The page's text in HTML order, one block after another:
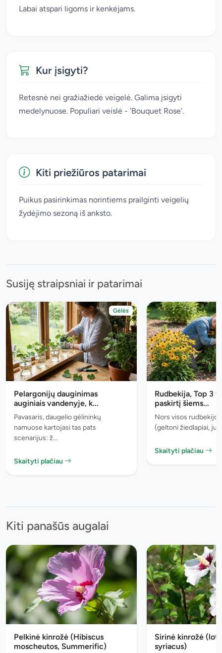
Labai atspari ligoms ir kenkėjams.
Kur įsigyti?
Retesnė nei gražiažiedė veigelė. Galima įsigyti
medelynuose. Populiari veislė - 'Bouquet Rose'.
Kiti priežiūros patarimai
Puikus pasirinkimas norintiems prailginti veigelių
žydėjimo sezoną iš anksto.
Susiję straipsniai ir patarimai
Gėlės
Pelargonijų dauginimas
auginiais vandenyje, k...
Pavasaris, daugelio gėlininkų
namuose kartojasi tas pats
scenarijus: ž...
Skaityti plačiau
Rudbekija, Top 3
paskirtį šiems...
Nors visos
(geltoni žiedlapiai,
Skaityti plačiau
Kiti panašūs augalai
Pelkinė kinrožė (Hibiscus
moscheutos, Summerific)
Sirinė kinrožė
syriacus)